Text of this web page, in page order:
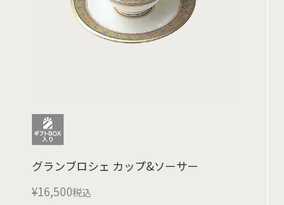
グランブロシェ カップ&ソーサー
¥16,500税込